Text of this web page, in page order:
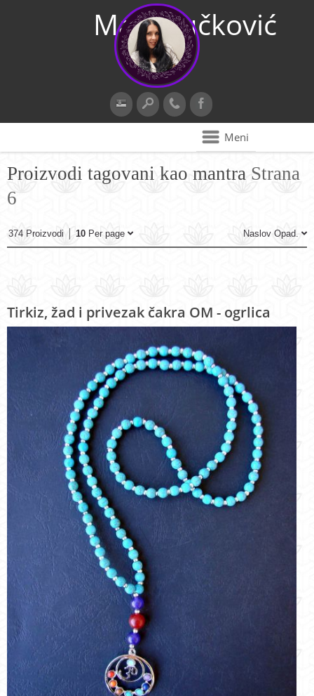
Maja Vučković
Meni
Proizvodi tagovani kao mantra Strana
6
374 Proizvodi 10 Per page Naslov Opad.
Tirkiz, žad i privezak čakra OM - ogrlica